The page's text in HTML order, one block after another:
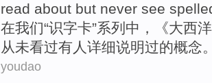
read about but never see
在我们“识字卡”系列中 ，《大西
从未看过有人详细说明过的概念
youdao